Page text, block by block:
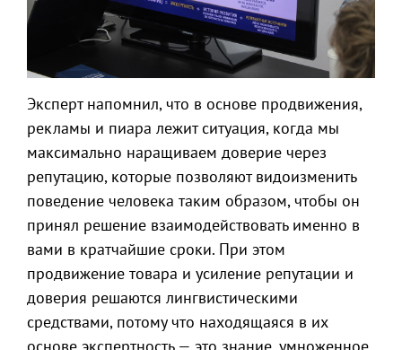
Эксперт напомнил, что в основе продвижения,
рекламы и пиара лежит ситуация, когда мы
максимально наращиваем доверие через
репутацию, которые позволяют видоизменить
поведение человека таким образом, чтобы он
принял решение взаимодействовать именно в
вами в кратчайшие сроки. При этом
продвижение товара и усиление репутации и
доверия решаются лингвистическими
средствами, потому что находящаяся в их